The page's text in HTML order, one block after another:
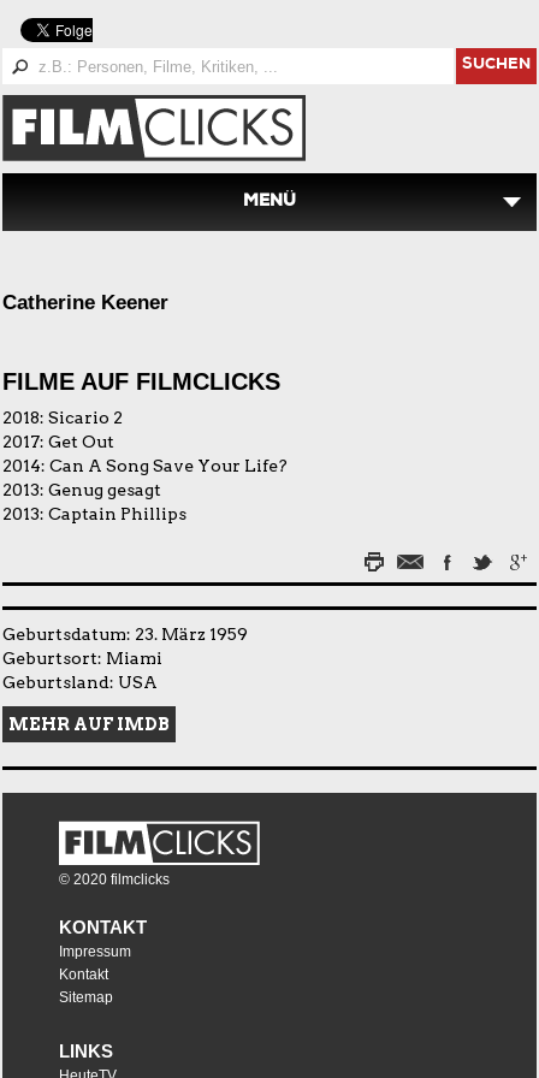
SUCHEN
MENÜ
Catherine Keener
FILME AUF FILMCLICKS
2018: Sicario 2
2017: Get Out
2014: Can A Song Save Your Life?
2013: Genug gesagt
2013: Captain Phillips
Geburtsdatum: 23. März 1959
Geburtsort: Miami
Geburtsland: USA
MEHR AUF IMDB
© 2020 filmclicks
KONTAKT
Impressum
Kontakt
Sitemap
LINKS